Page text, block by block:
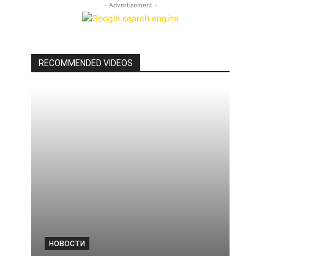
- Advertisement -
RECOMMENDED VIDEOS
НОВОСТИ